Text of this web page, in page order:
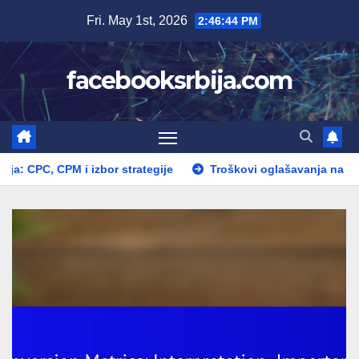
content
Fri. May 1st, 2026 2:46:45 PM
facebooksrbija.com
izbor strategije Troškovi oglašavanja na Facebooku: